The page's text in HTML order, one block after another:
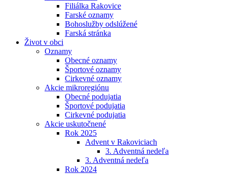
Filiálka Rakovice
Farské oznamy
Bohoslužby odslúžené
Farská stránka
Život v obci
Oznamy
Obecné oznamy
Športové oznamy
Cirkevné oznamy
Akcie mikroregiónu
Obecné podujatia
Športové podujatia
Cirkevné podujatia
Akcie uskutočnené
Rok 2025
Advent v Rakoviciach
3. Adventná nedeľa
3. Adventná nedeľa
Rok 2024